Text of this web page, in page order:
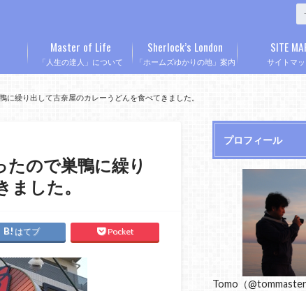
「人生の達人」について
Master of Life
「ホームズゆかりの地」案内
Sherlock’s London
サイトマ
SITE
に繰り出して古奈屋のカレーうどんを食べてきました。
たので巣鴨に繰り
した。
はてブ Pocket
プロフィール
Tomo（